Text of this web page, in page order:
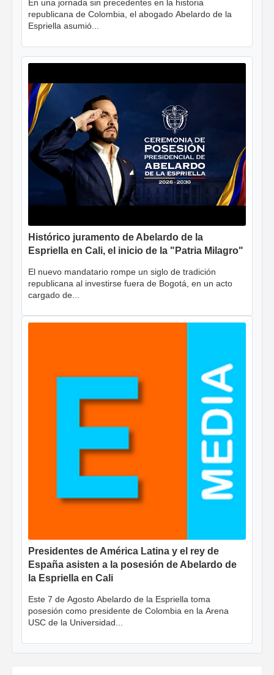
En una jornada sin precedentes en la historia
republicana de Colombia, el abogado Abelardo de la
Espriella asumió...
Histórico juramento de Abelardo de la
Espriella en Cali, el inicio de la "Patria Milagro"
El nuevo mandatario rompe un siglo de tradición
republicana al investirse fuera de Bogotá, en un acto
cargado de...
Presidentes de América Latina y el rey de
España asisten a la posesión de Abelardo de
la Espriella en Cali
Este 7 de Agosto Abelardo de la Espriella toma
posesión como presidente de Colombia en la Arena
USC de la Universidad...